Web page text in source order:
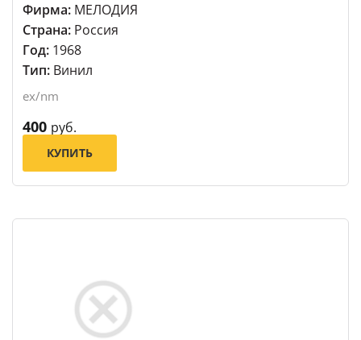
Фирма: МЕЛОДИЯ
Страна: Россия
Год: 1968
Тип: Винил
ex/nm
400 руб.
КУПИТЬ